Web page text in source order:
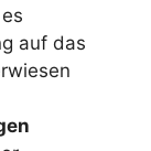
auf das